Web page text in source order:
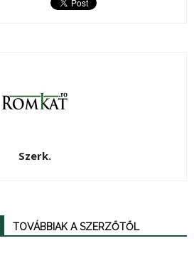
Szerk.
TOVÁBBIAK A SZERZŐTŐL